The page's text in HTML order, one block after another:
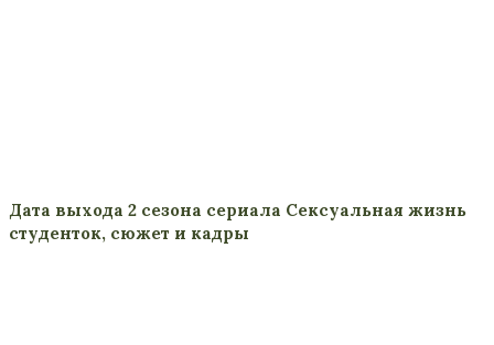
Дата выхода 2 сезона сериала Сексуальная жизнь
студенток, сюжет и кадры